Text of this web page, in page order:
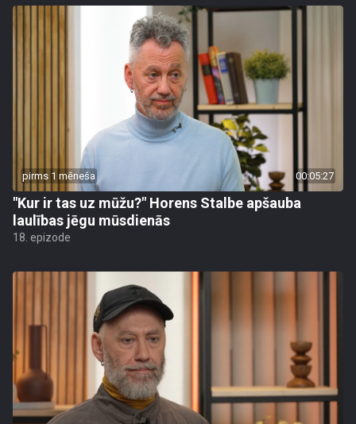
pirms 1 mēneša 00:05:27
"Kur ir tas uz mūžu?" Horens Stalbe apšauba
laulības jēgu mūsdienās
18. epizode